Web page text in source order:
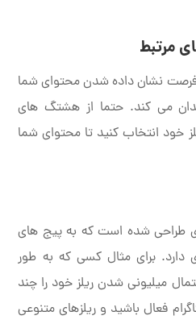
نشان داده شدن محتوای شما
می کند. حتما از هشتگ های
خود انتخاب کنید تا محتوای شما
ای طراحی شده است که به پیج های
دارد. برای مثال کسی که به طور
میلیونی شدن ریلز خود را چند
فعال باشید و ریلزهای متنوعی